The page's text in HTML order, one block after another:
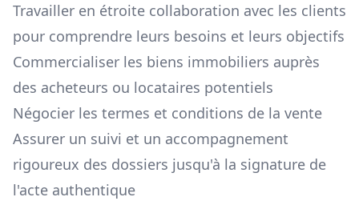
Travailler en étroite collaboration avec les clients
pour comprendre leurs besoins et leurs objectifs
Commercialiser les biens immobiliers auprès
des acheteurs ou locataires potentiels
Négocier les termes et conditions de la vente
Assurer un suivi et un accompagnement
rigoureux des dossiers jusqu'à la signature de
l'acte authentique